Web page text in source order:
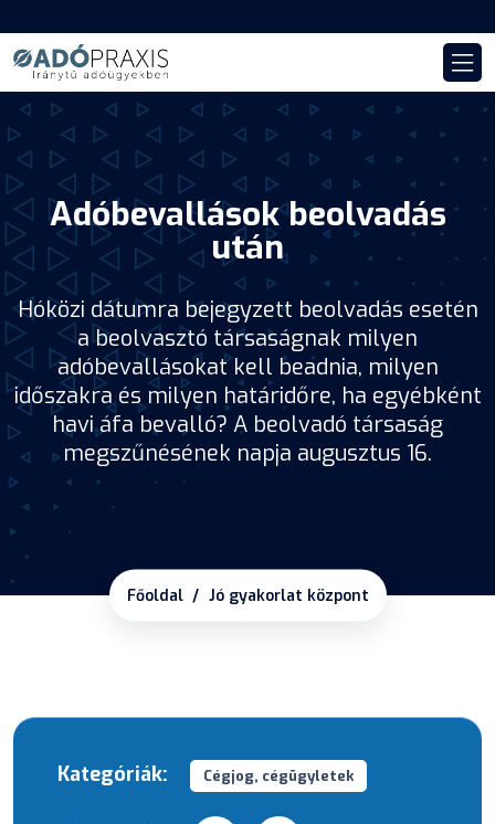
Adóbevallások beolvadás
után
Hóközi dátumra bejegyzett beolvadás esetén
a beolvasztó társaságnak milyen
adóbevallásokat kell beadnia, milyen
időszakra és milyen határidőre, ha egyébként
havi áfa bevalló? A beolvadó társaság
megszűnésének napja augusztus 16.
Főoldal Jó gyakorlat központ
Kategóriák: Cégjog, cégügyletek